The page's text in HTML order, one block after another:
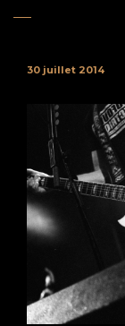
30 juillet 2014